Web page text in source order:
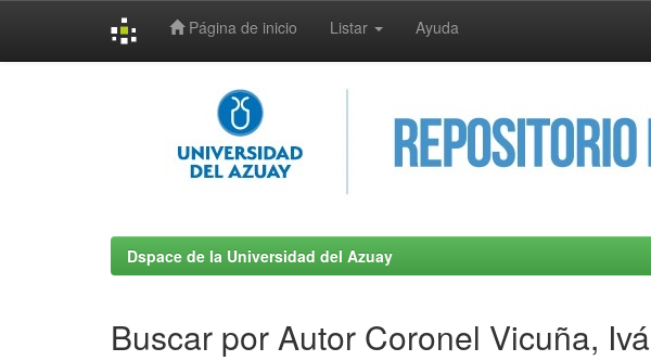
Página de inicio Listar Ayuda
Dspace de la Universidad del Azuay
Buscar por Autor Coronel Vicuña,